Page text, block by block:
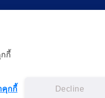
กี้
คุกกี้ Decline